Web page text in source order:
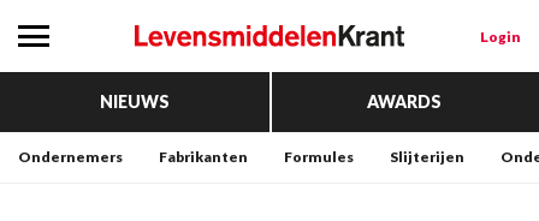
Login
NIEUWS AWARDS
Ondernemers Fabrikanten Formules Slijterijen